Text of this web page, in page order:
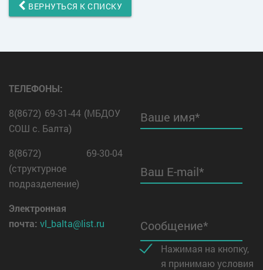
ВЕРНУТЬСЯ К СПИСКУ
ТЕЛЕФОНЫ:
8(8672) 69-31-44 (МБДОУ
СОШ с. Балта)
8(8672) 69-30-04
(структурное
подразделение)
Электронная
почта: vl_balta@list.ru
Ваше имя*
Ваш E-mail*
Сообщение*
Нажимая на кнопку,
я принимаю условия